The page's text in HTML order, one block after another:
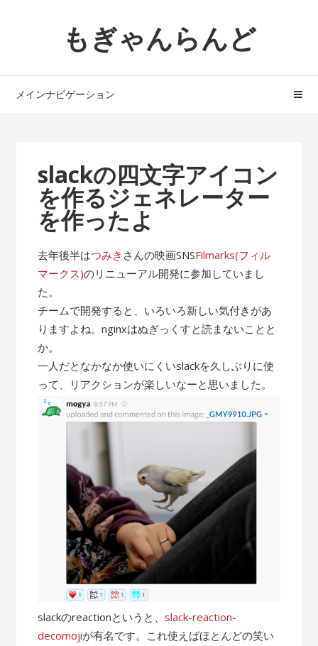
ョ
へ
もぎゃんらんど
メインナビゲーション
slackの四文字アイコン
を作るジェネレーター
を作ったよ
去年後半はつみき さんの映画SNSFilmarks(フィル
マークス)のリニューアル開発に参加していまし
た。
チームで開発すると、いろいろ新しい気付きがあ
りますよね。nginxはぬぎっくすと読まないことと
か。
一人だとなかなか使いにくいslackを久しぶりに使
って、リアクションが楽しいなーと思いました。
slackのreactionというと、slack-reaction-
decomojiが有名です。これ使えばほとんどの笑い